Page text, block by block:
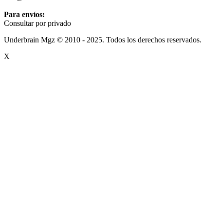
Para envíos:
Consultar por privado
Underbrain Mgz © 2010 - 2025. Todos los derechos reservados.
X